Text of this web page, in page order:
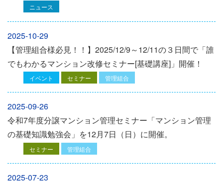
ニュース
2025-10-29
【管理組合様必見！！】2025/12/9～12/11の３日間で「誰
でもわかるマンション改修セミナー[基礎講座]」開催！
イベント セミナー 管理組合
2025-09-26
令和7年度分譲マンション管理セミナー「マンション管理
の基礎知識勉強会」を12⽉7⽇（⽇）に開催。
セミナー 管理組合
2025-07-23